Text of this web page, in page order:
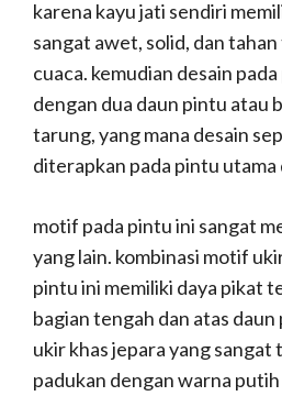
karena kayu jati sendiri
sangat awet, solid, dan
cuaca. kemudian desain
dengan dua daun pintu atau
tarung, yang mana desain
diterapkan pada pintu utama
motif pada pintu ini sangat
yang lain. kombinasi motif
pintu ini memiliki daya pikat
bagian tengah dan atas
ukir khas jepara yang sangat
padukan dengan warna